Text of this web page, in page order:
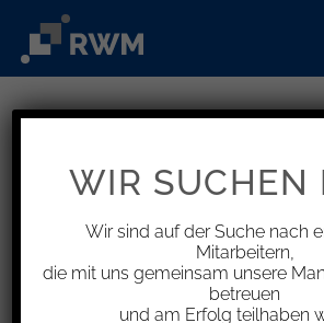
Inhalt
springen
AGB-Klausel –
Passwortpflicht für
Kartensperre
WIR SUCHEN
Wir sind auf der Suche nach
Mitarbeitern,
die mit uns gemeinsam unsere
betreuen
und am Erfolg teilhaben